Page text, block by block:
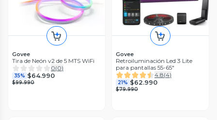
Govee
Tira de Neón v2 de 5 MTS WiFi
0(0)
35% $64.990
$99.990
Govee
Retroiluminación Led 3 Lite
para pantallas 55-65"
4.8(4)
21% $62.990
$79.990